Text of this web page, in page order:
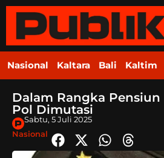
Nasional Kaltara Bali Kaltim
Dalam Rangka
Pol Dimutasi
Sabtu, 5 Juli 2025
Nasional